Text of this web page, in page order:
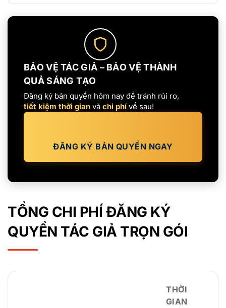
BẢO VỆ TÁC GIẢ – BẢO VỆ THÀNH
QUẢ SÁNG TẠO
Đăng ký bản quyền hôm nay để tránh rủi ro,
tiết kiệm thời gian và chi phí về sau!
ĐĂNG KÝ BẢN QUYỀN NGAY
TỔNG CHI PHÍ ĐĂNG KÝ
QUYỀN TÁC GIẢ TRỌN GÓI
THỜI
GIAN